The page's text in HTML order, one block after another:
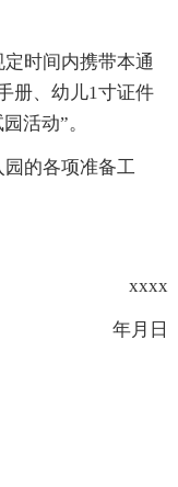
时间内携带本通
册、幼儿1寸证件
活动”。
的各项准备工
xxxx
年月日